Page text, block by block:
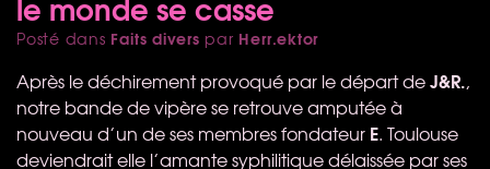
Posté dans Faits divers par Herr.ektor
Après le déchirement provoqué par le départ deJ&R.,
notre bande de vipère se retrouve amputée à
nouveau d’un de ses membres fondateur E. Toulouse
deviendrait elle l’amante syphilitique délaissée par ses